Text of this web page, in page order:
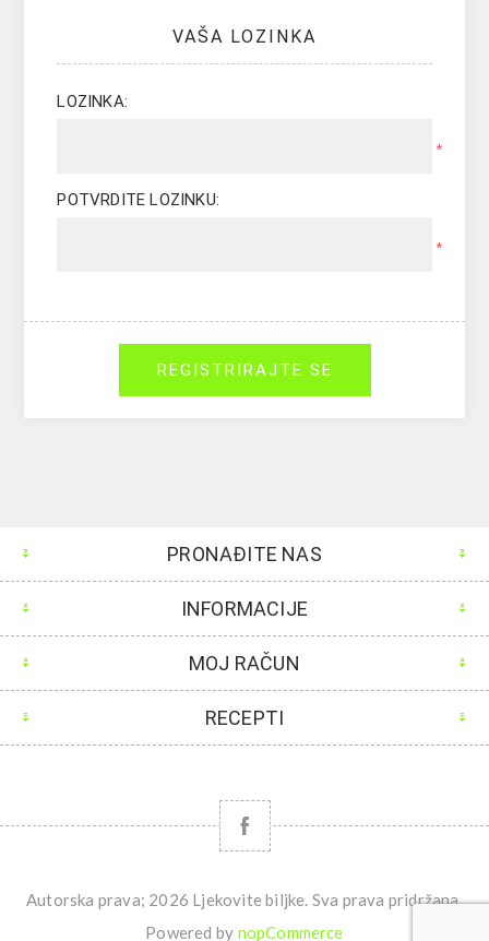
VAŠA LOZINKA
LOZINKA:
*
POTVRDITE LOZINKU:
*
REGISTRIRAJTE SE
PRONAĐITE NAS
INFORMACIJE
MOJ RAČUN
RECEPTI
Autorska prava; 2026 Ljekovite biljke. Sva prava pridržana.
Powered by nopCommerce